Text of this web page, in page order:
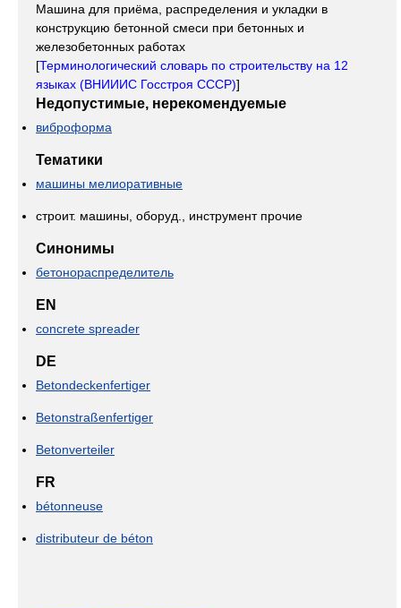
Машина для приёма, распределения и укладки в
конструкцию бетонной смеси при бетонных и
железобетонных работах
[Терминологический словарь по строительству на 12
языках (ВНИИИС Госстроя СССР)]
Недопустимые, нерекомендуемые
виброформа
Тематики
машины мелиоративные
строит. машины, оборуд., инструмент прочие
Синонимы
бетонораспределитель
EN
concrete spreader
DE
Betondeckenfertiger
Betonstraßenfertiger
Betonverteiler
FR
bétonneuse
distributeur de béton